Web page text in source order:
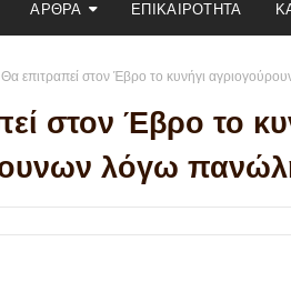
ΑΡΘΡΑ ΕΠΙΚΑΙΡΟΤΗΤΑ
Θα επιτραπεί στον Έβρο το κυνήγι
στον Έβρο το
λόγω